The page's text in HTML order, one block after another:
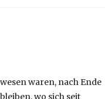
waren, nach Ende
wo sich seit